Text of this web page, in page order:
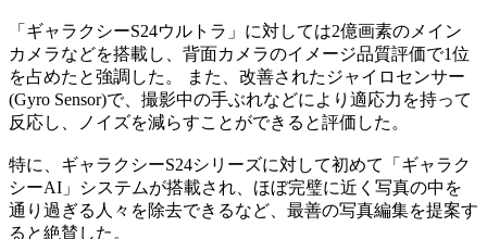
「ギャラクシーS24ウルトラ」に対しては2億画素のメイン
カメラなどを搭載し、背面カメラのイメージ品質評価で1位
を占めたと強調した。 また、改善されたジャイロセンサー
(Gyro Sensor)で、撮影中の手ぶれなどにより適応力を持って
反応し、ノイズを減らすことができると評価した。
特に、ギャラクシーS24シリーズに対して初めて「ギャラク
シーAI」システムが搭載され、ほぼ完璧に近く写真の中を
通り過ぎる人々を除去できるなど、最善の写真編集を提案す
ると絶賛した。